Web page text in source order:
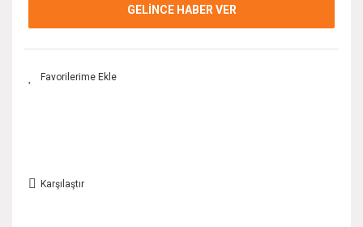
GELİNCE HABER VER
Karşılaştır